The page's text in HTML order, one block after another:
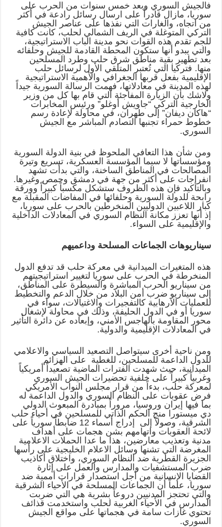
فالجيش السوري وبعد خمس سنوات من الحرب على
سوريا، مازال قادراً على ارسال رسائل رادعة في أكثر
من اتجاه، والغارات التي نفذها على عناصر الجيش
التركي المتوغلة في الريف الشمالي لحلب، كانت كافية
للجم تقدم هذه القوات نحو مدينة الباب الاستراتيجية،
والتي يبدو أنها ستكون المحطة القادمة للجيش وحلفائه
بعد تطهير بقية مناطق شرق حلب وطرد المسلحين
منها. فتركيا التي تُعتبر المتلقي الأول لرسائل حلب
الإقليمية بفعل قربها الجغرافي والأهمية الاستراتيجية
لهذه المدينة في معادلاتها، فهمت الرسالة السورية جيداً
ولاشك بأن الزيارة المفاجئة التي قام بها كل من وزير
الخارجية التركي “جاويش أوغلو” ورئيس المخابرات
“هاكان ديفان” إلى طهران، في محاولة لإعادة رسم
خطوط حمراء تجنبها التصادم المباشر مع الجيش
السوري.
ومن شأن هذا التعافي الملحوظ في بنية الدولة السورية
ومؤسساتها لا سيما المؤسسة العسكرية، تسريع وتيرة
المصالحات في المناطق الساخنة، والتي بدأت تشهد
انفراجات على أكثر من جهة في دمشق وحمص وغيرها.
وبالتأكيد فإن هذه الظروف ستشكل مكسباً كبيراً وورقة
رابحة للدولة السورية وحلفائها في المفاضات المقبلة مع
كبار اللاعبين الدوليين المنخرطين بالحرب على سوريا،
إذ أنها تعزز مكانة النظام السوري في المعادلات الداخلية
والإقليمية على السواء.
سيناريوهات الجماعات المسلحة وداعميهم
هذه المتغيرات الميدانية في معركة حلب قد تدفع الدول
المنخرطة في الحرب على سوريا لتغيير استراتيجيتهم
من سيناريو الحرب المباشرة والسيطرة على المناطق،
إلى سيناريو ضرب أمن البلاد من خلال الدعم والتخطيط
للعمليات الارهابية كالتفجيرات والاغتيالات، سواء في
سوريا أو في الدول الحليفة، وذلك في محاولة لإشغال
محور المقاومة بالهاجس الأمني، وإبعاده عن دائرة التأثير
في المعادلات الإقليمية والدولية.
ومن ناحية أخرى سيتواصل التصعيد السياسي والاعلامي
للدول الداعمة للمسلحين، للغطية على الهزائم
الميدانية، حيث شهدت الفترات الماضية تصعيداً أمريكياً
وغربياً كبيراً على خلفية تحضيرات الجيش السوري
لمعركة حلب، بدءاً من قرار مجلس النواب الأمريكي
فرض عقوبات على النظام السوري والدول الداعمة له
بما فيها إيران وروسيا، مروراً بمبادرة المبعوث الدولي
دي ميستورا منح الحكم الذاتي للمسلحين في أحياء حلب
الشرقية، وصولاً إلى إدراج أسماء 12 ضابطاً سورياً على
لائحة العقوبات واتهامهم بشن هجمات على أهداف
مدنية وتعذيب معارضين، هذا ما عدا الحملات الاعلامية
المغرضة التي تشنها وسائل الاعلام الخليجية على رأسها
الجزيرة القطرية ضد النظام السوري، واختلاق أكاذيب
ضرب المستشفيات والمدارس والعمل على إثارة
القضايا الإنسانية من أجل استصدار قرارات أممية ضد
سوريا، علماً أن الجماعات المسلحة في الأحياء الشرقية
والتي تحتجز المدنيين دروعاً بشرية هي التي ضربت
المدارس في الأحياء الغربية لحلب واستخدمت قذائف
تحتوي غازات سامة في هجماتها على مواقع الجيش
السوري.